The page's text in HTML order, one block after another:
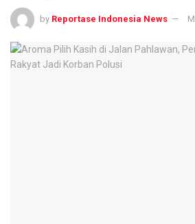
by Reportase Indonesia News